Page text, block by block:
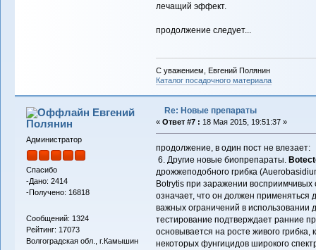
лечащий эффект.
продолжение следует...
С уважением, Евгений Полянин
Каталог посадочного материала
Евгений
Полянин
Администратор
Спасибо
-Дано: 2414
-Получено: 16818
Сообщений: 1324
Рейтинг: 17073
Волгоградская обл., г.Камышин
Re: Новые препараты
« Ответ #7 : 18 Мая 2015, 19:51:37 »
продолжение, в один пост не влезает:
6. Другие новые биопрепараты.
дрожжеподобного грибка
Botrytis при заражении восприимчивых
означает, что он должен
важных ограничений в использовании
тестирование подтверждает ранние
основывается на росте живого
некоторых фунгицидов широкого